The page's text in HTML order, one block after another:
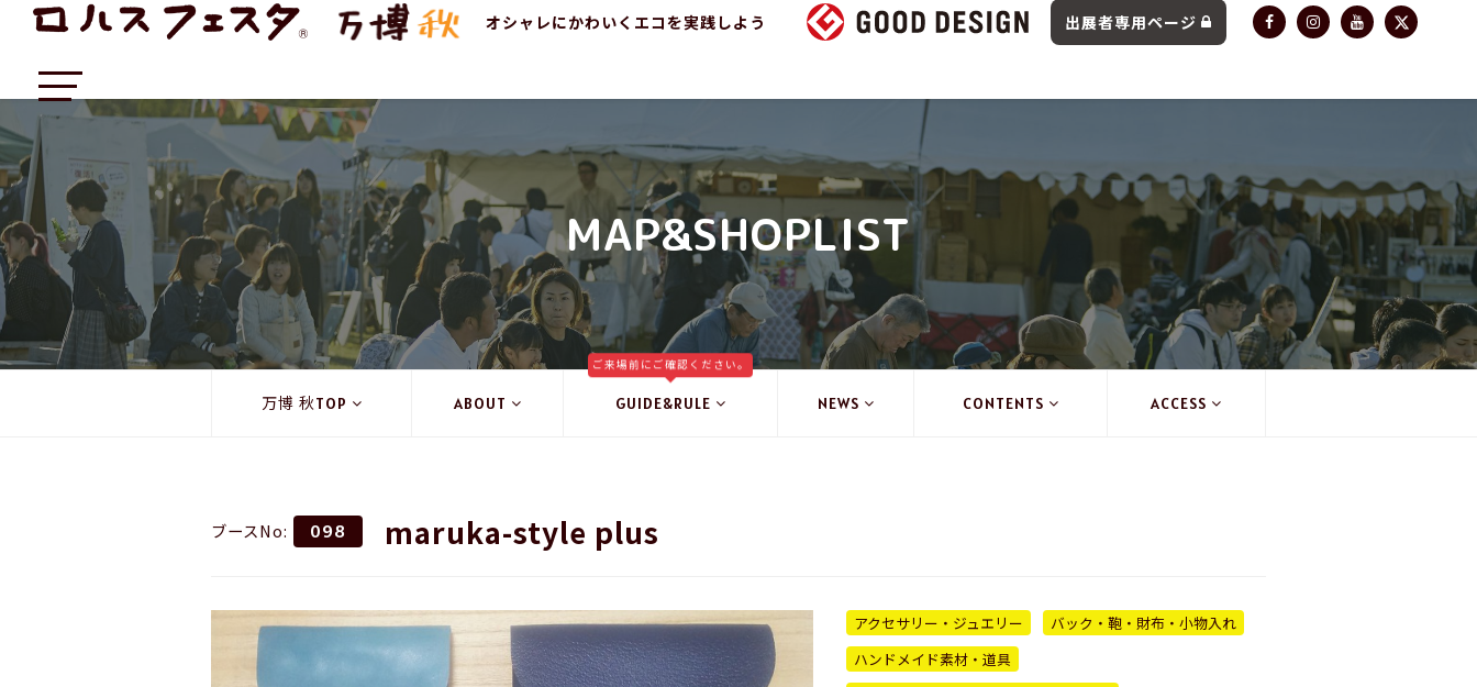
オシャレにかわいくエコを実践しよう 出展者専用ページ
MAP&SHOPLIST
万博 秋TOP ABOUT GUIDE&RULE
ご来場前にご確認ください。
NEWS CONTENTS ACCESS
ブースNo: 098 maruka-style plus
アクセサリー・ジュエリー
バック・鞄・財布・小物入れ
ハンドメイド素材・道具